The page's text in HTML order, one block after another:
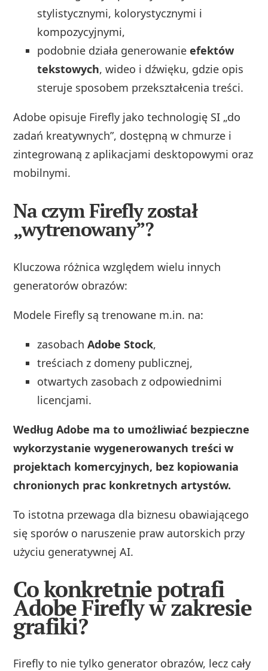
stylistycznymi, kolorystycznymi i
kompozycyjnymi,
podobnie działa generowanieefektów
tekstowych, wideo i dźwięku, gdzie opis
steruje sposobem przekształcenia treści.
Adobe opisuje Firefly jako technologię SI „do
zadań kreatywnych”, dostępną w chmurze i
zintegrowaną z aplikacjami desktopowymi oraz
mobilnymi.
Na czym Firefly został
„wytrenowany”?
Kluczowa różnica względem wielu innych
generatorów obrazów:
Modele Firefly są trenowane m.in. na:
zasobachAdobe Stock,
treściach z domeny publicznej,
otwartych zasobach z odpowiednimi
licencjami.
Według Adobe ma to umożliwiać bezpieczne
wykorzystanie wygenerowanych treści w
projektach komercyjnych, bez kopiowania
chronionych prac konkretnych artystów.
To istotna przewaga dla biznesu obawiającego
się sporów o naruszenie praw autorskich przy
użyciu generatywnej AI.
Co konkretnie potrafi
Adobe Firefly w zakresie
grafiki?
Firefly to nie tylko generator obrazów, lecz cały